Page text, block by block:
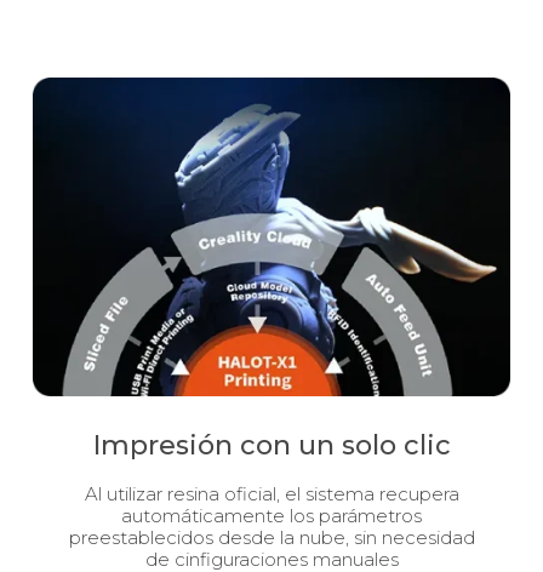
Impresión con un solo clic
Al utilizar resina oficial, el sistema recupera
automáticamente los parámetros
preestablecidos desde la nube, sin necesidad
de cinfiguraciones manuales